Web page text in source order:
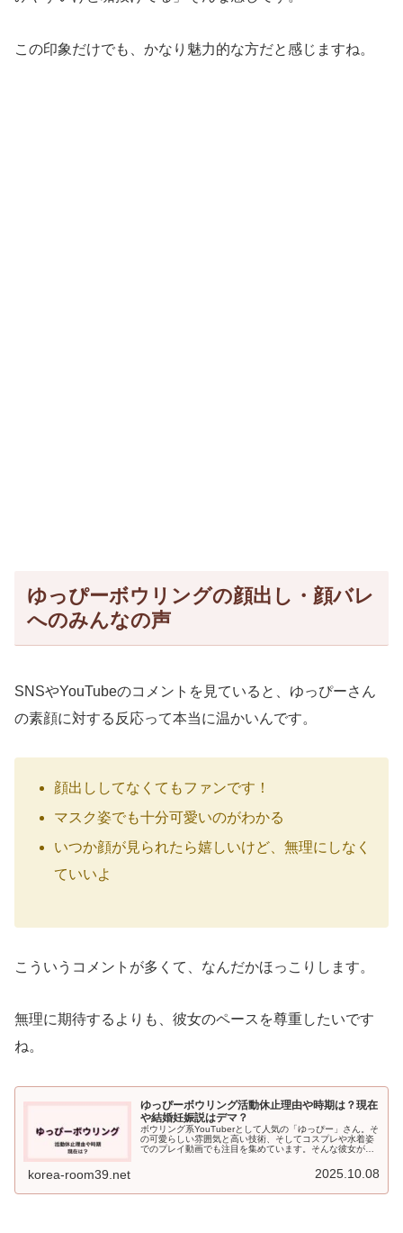
この印象だけでも、かなり魅力的な方だと感じますね。
ゆっぴーボウリングの顔出し・顔バレ
へのみんなの声
SNSやYouTubeのコメントを見ていると、ゆっぴーさん
の素顔に対する反応って本当に温かいんです。
顔出ししてなくてもファンです！
マスク姿でも十分可愛いのがわかる
いつか顔が見られたら嬉しいけど、無理にしなく
ていいよ
こういうコメントが多くて、なんだかほっこりします。
無理に期待するよりも、彼女のペースを尊重したいです
ね。
ゆっぴーボウリング活動休止理由や時期は？現在
や結婚妊娠説はデマ？
ボウリング系YouTuberとして人気の「ゆっぴー」さん。そ
の可愛らしい雰囲気と高い技術、そしてコスプレや水着姿
でのプレイ動画でも注目を集めています。そんな彼女がし
korea-room39.net 2025.10.08